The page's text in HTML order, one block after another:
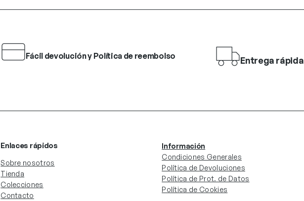
Fácil devolución y Política de reembolso Entrega rápida
Enlaces rápidos
Sobre nosotros
Tienda
Colecciones
Contacto
Información
Condiciones Generales
Política de Devoluciones
Política de Prot. de Datos
Política de Cookies